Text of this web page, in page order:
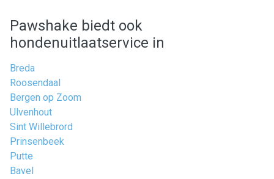
Pawshake biedt ook
hondenuitlaatservice in
Breda
Roosendaal
Bergen op Zoom
Ulvenhout
Sint Willebrord
Prinsenbeek
Putte
Bavel